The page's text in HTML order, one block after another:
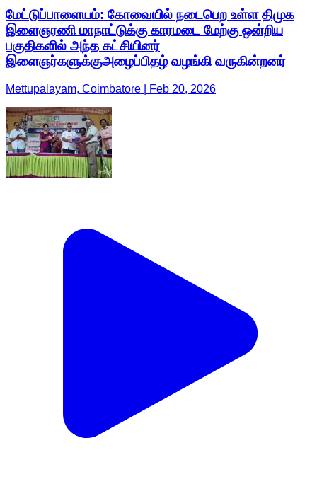
மேட்டுப்பாளையம்: கோவையில் நடைபெற உள்ள திமுக
இளைஞரணி மாநாட்டுக்கு காரமடை மேற்கு ஒன்றிய
பகுதிகளில் அந்த கட்சியினர்
இளைஞர்களுக்குஅழைப்பிதழ் வழங்கி வருகின்றனர்
Mettupalayam, Coimbatore | Feb 20, 2026